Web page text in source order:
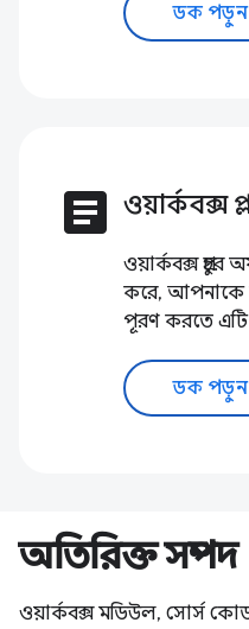
ডক পড়ুন
article ওয়ার্কবক্স
ওয়ার্কবক্স
করে, আপনাকে
পূরণ করতে এটি
ডক পড়ুন
অতিরিক্ত সম্পদ
ওয়ার্কবক্স মডিউল, সোর্স